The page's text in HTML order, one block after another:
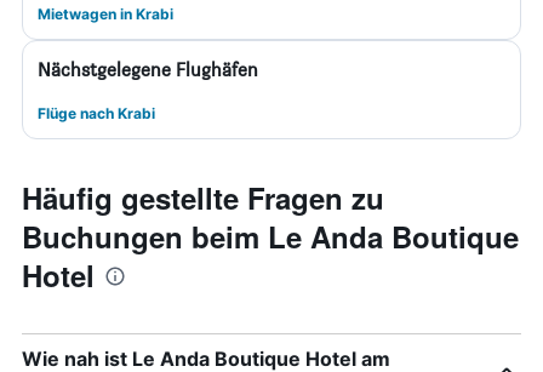
Mietwagen in Krabi
Nächstgelegene Flughäfen
Flüge nach Krabi
Häufig gestellte Fragen zu
Buchungen beim Le Anda Boutique
Hotel
Wie nah ist Le Anda Boutique Hotel am